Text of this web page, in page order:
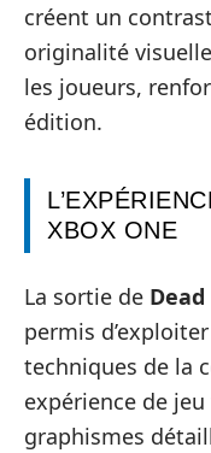
créent un
originalité
les joueurs,
édition.
XBOX ONE
La sortie de
permis
techniques de la
expérience de
graphismes